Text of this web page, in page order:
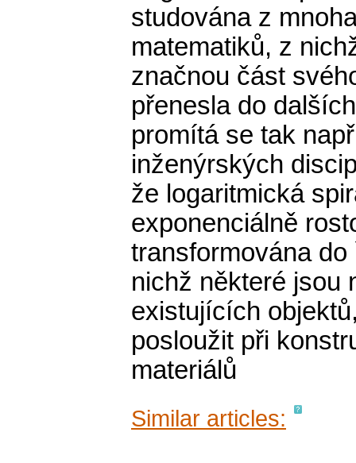
studována z
matematiků, z
značnou část
přenesla do
promítá se tak
inženýrských
že logaritmická
exponenciálně
transformována
nichž některé jsou
existujících
posloužit při
materiálů
Similar articles: